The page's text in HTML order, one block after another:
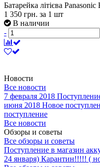
Батарейка літієва
1 350 грн. за 1 шт
В наличии
-
Новости
Все новости
7 февраля 2018
июня 2018 Новое
поступление
Все новости
Обзоры и советы
Все обзоры и советы
Поступление в магазин
24 января) Карантин!!!!! (